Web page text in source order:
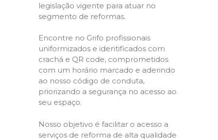
legislação vigente para atuar no
segmento de reformas.
Encontre no Grifo profissionais
uniformizados e identificados com
crachá e QR code, comprometidos
com um horário marcado e aderindo
ao nosso código de conduta,
priorizando a segurança no acesso ao
seu espaço.
Nosso objetivo é facilitar o acesso a
serviços de reforma de alta qualidade